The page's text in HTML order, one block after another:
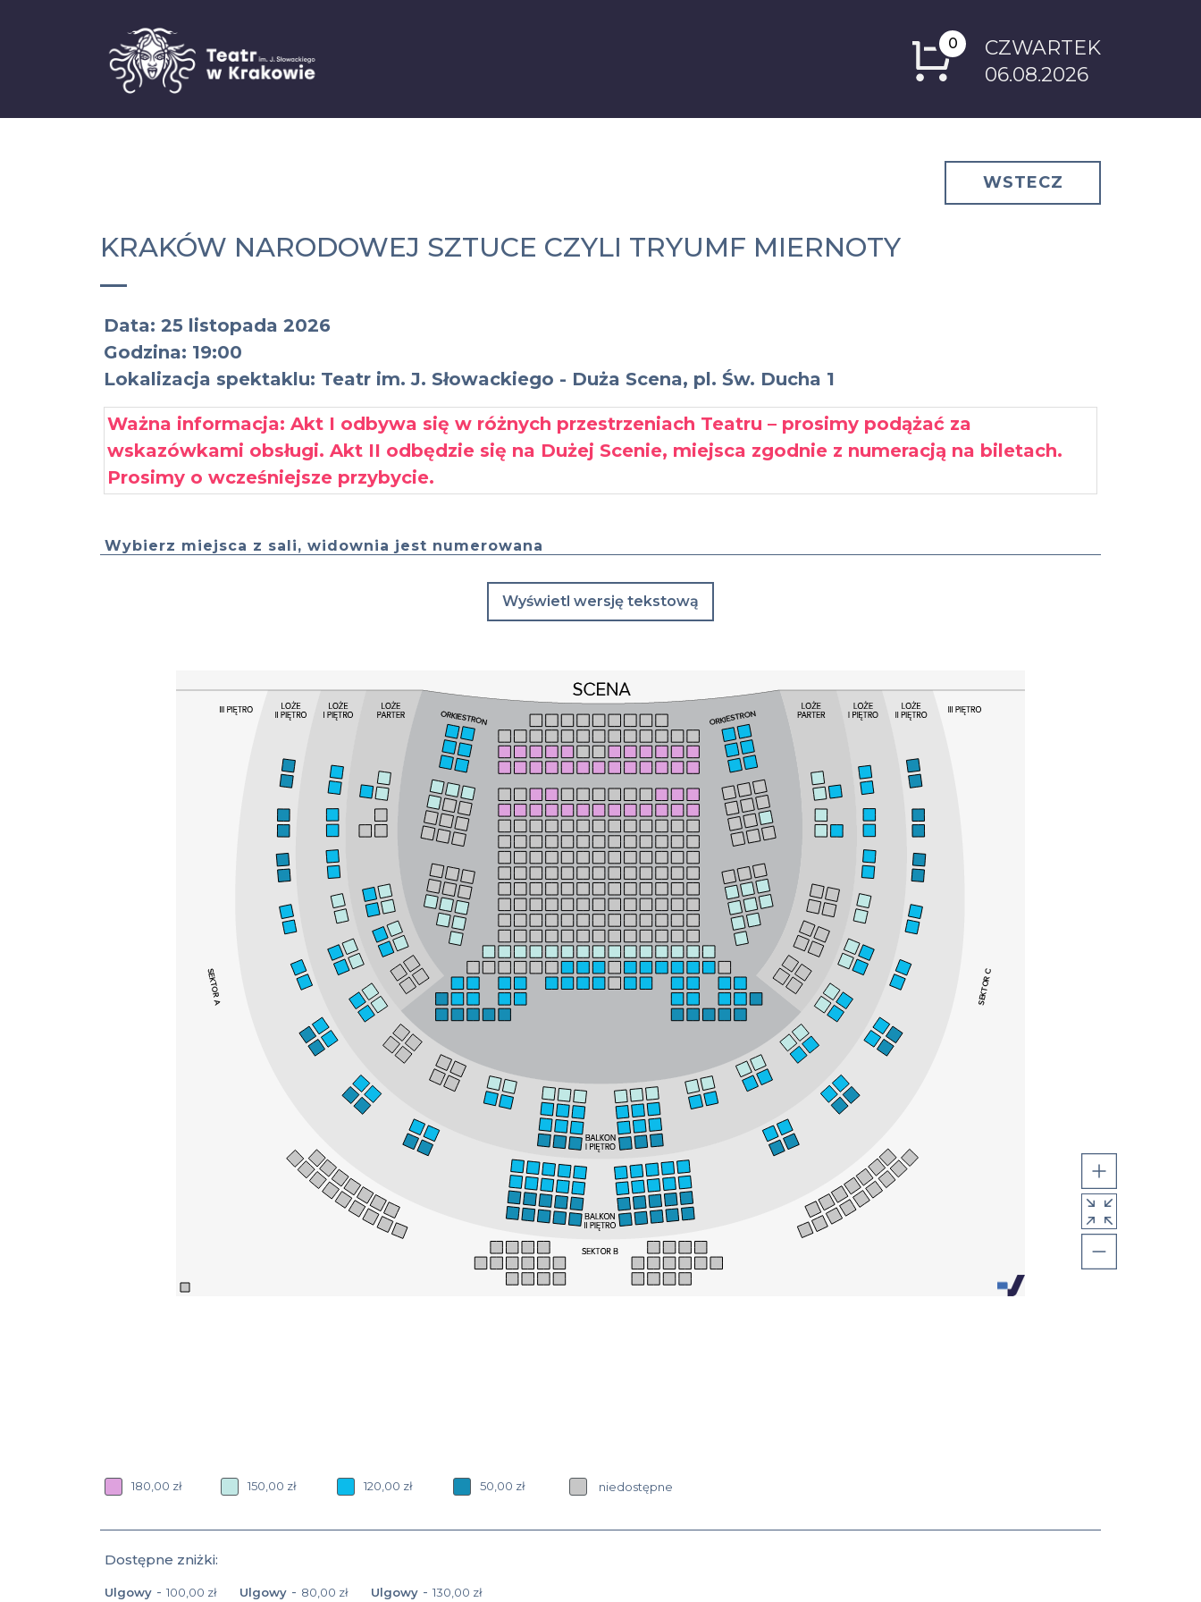
0
CZWARTEK
06.08.2026
WSTECZ
KRAKÓW NARODOWEJ SZTUCE CZYLI TRYUMF MIERNOTY
Data: 25 listopada 2026
Godzina: 19:00
Lokalizacja spektaklu: Teatr im. J. Słowackiego - Duża Scena, pl. Św. Ducha 1
Ważna informacja: Akt I odbywa się w różnych przestrzeniach Teatru – prosimy podążać za
wskazówkami obsługi. Akt II odbędzie się na Dużej Scenie, miejsca zgodnie z numeracją na biletach.
Prosimy o wcześniejsze przybycie.
Wybierz miejsca z sali, widownia jest numerowana
Wyświetl wersję tekstową
180,00 zł 150,00 zł 120,00 zł 50,00 zł niedostępne
Dostępne zniżki:
Ulgowy - 100,00 zł Ulgowy - 80,00 zł Ulgowy - 130,00 zł